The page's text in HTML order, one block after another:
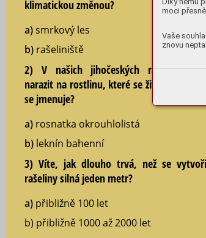
moci
Vaše
znovu
klimatickou změnou?
a)smrkový les
b) rašeliniště
2) V našich jihočeských rašeliništích
narazit na rostlinu, které se živí hmyzem.
se jmenuje?
a) rosnatka okrouhlolistá
b) leknín bahenní
3) Víte, jak dlouho trvá, než se
rašeliny silná jeden metr?
a) přibližně 100 let
b) přibližně 1000 až 2000 let